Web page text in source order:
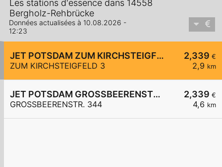
Les stations d'essence dans 14558
Bergholz-Rehbrücke
Données actualisées à 10.08.2026 -
12:23
2,339 €
2,9 km
JET POTSDAM ZUM KIRCHSTEIGFELD 3
ZUM KIRCHSTEIGFELD 3
2,339 €
4,6 km
JET POTSDAM GROSSBEERENSTR. 344
GROSSBEERENSTR. 344